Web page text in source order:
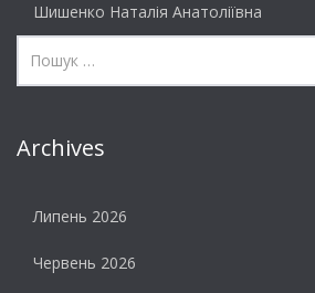
Шишенко Наталія Анатоліївна
Archives
Липень 2026
Червень 2026